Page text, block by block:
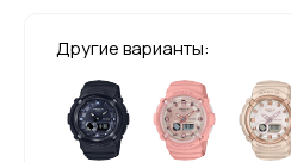
Другие варианты: